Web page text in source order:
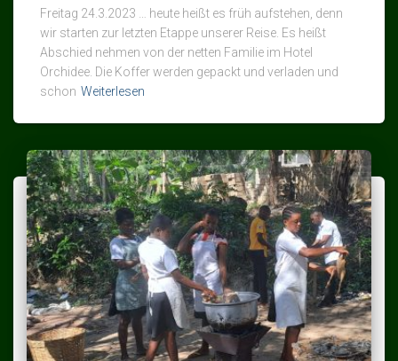
Freitag 24.3.2023 … heute heißt es früh aufstehen, denn
wir starten zur letzten Etappe unserer Reise. Es heißt
Abschied nehmen von der netten Familie im Hotel
Orchidee. Die Koffer werden gepackt und verladen und
schon Weiterlesen